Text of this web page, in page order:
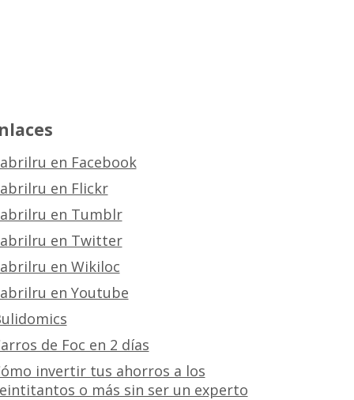
en Facebook
en Flickr
en Tumblr
en Twitter
en Wikiloc
en Youtube
de Foc en 2 días
invertir tus ahorros a los
o más sin ser un experto